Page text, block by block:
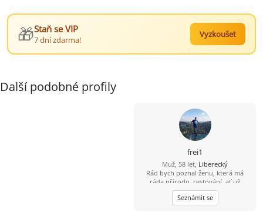
🎁Staň se VIP
7 dní zdarma!
Vyzkoušet
Další podobné profily
frei1
Muž, 58 let, Liberecký
Rád bych poznal ženu, která má
ráda přírodu, cestování, ať už
obytným autem, na motorce, na
kole a nebo výlet pěšky. Ráda zajde
do kina. Nebo na dovolenou k moři.
Seznámit se